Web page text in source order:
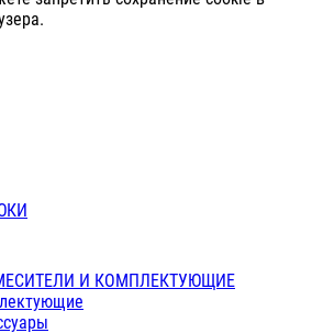
И КОМПЛЕКТУЮЩИЕ